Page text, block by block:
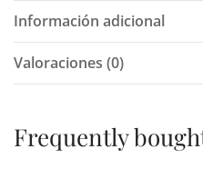
Información adicional
Valoraciones (0)
Frequently